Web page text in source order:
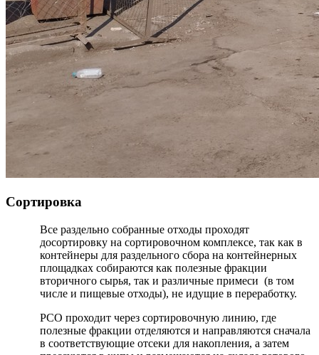
Сортировка
Все раздельно собранные отходы проходят
досортировку на сортировочном комплексе, так как в
контейнеры для раздельного сбора на контейнерных
площадках собираются как полезные фракции
вторичного сырья, так и различные примеси (в том
числе и пищевые отходы), не идущие в переработку.
РСО проходит через сортировочную линию, где
полезные фракции отделяются и направляются сначала
в соответствующие отсеки для накопления, а затем